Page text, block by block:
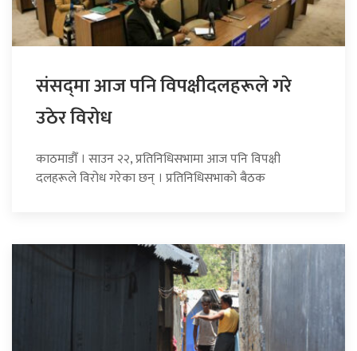
संसद्‍मा आज पनि विपक्षीदलहरूले गरे
उठेर विरोध
काठमाडौँ । साउन २२, प्रतिनिधिसभामा आज पनि विपक्षी
दलहरूले विरोध गरेका छन् । प्रतिनिधिसभाको बैठक